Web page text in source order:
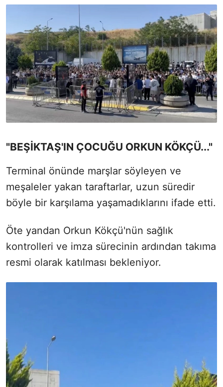
"BEŞİKTAŞ'IN ÇOCUĞU ORKUN KÖKÇÜ..."
Terminal önünde marşlar söyleyen ve
meşaleler yakan taraftarlar, uzun süredir
böyle bir karşılama yaşamadıklarını ifade etti.
Öte yandan Orkun Kökçü'nün sağlık
kontrolleri ve imza sürecinin ardından takıma
resmi olarak katılması bekleniyor.